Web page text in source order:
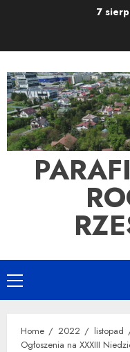
7
Primary
Menu
Home 2022 listopad
Ogłoszenia na XXXIII